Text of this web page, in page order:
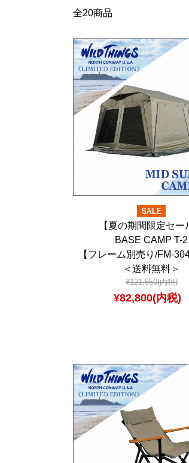
全20商品
【夏の期間限定セー
BASE CAMP T-2
【フレーム別売り/FM-
＜送料無料＞
¥121,550(内税)
¥82,800(内税)